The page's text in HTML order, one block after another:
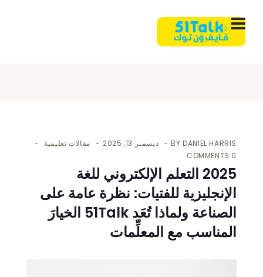
BYDANIEL HARRIS ديسمبر 13, 2025
مقالات تعليمية
0 COMMENTS
2025 التعلم الإلكتروني للغة
الإنجليزية للفتيات: نظرة عامة على
الصناعة ولماذا تُعَد 51Talk الخيارَ
المناسب مع المعلِّمات